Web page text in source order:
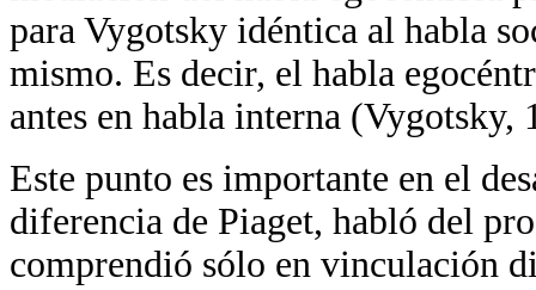
para Vygotsky idéntica al habla
mismo. Es decir, el habla
antes en habla interna (Vygotsky,
Este punto es importante en el
diferencia de Piaget, habló del
comprendió sólo en vinculación